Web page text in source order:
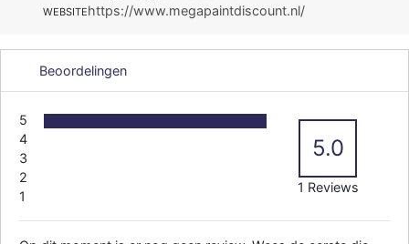
WEBSITEhttps://www.megapaintdiscount.nl/
Beoordelingen
5
4
3
2
1
5.0
1 Reviews